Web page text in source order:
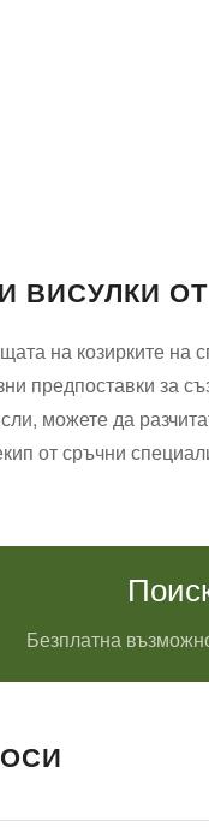
ВИСУЛКИ
на козирките на
предпоставки за
можете да
от сръчни
Безплатна